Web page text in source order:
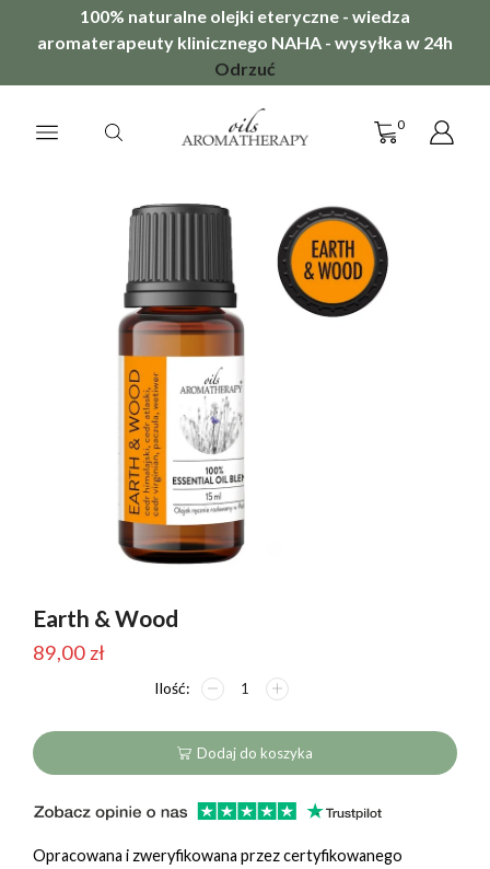
100% naturalne olejki eteryczne - wiedza
aromaterapeuty klinicznego NAHA - wysyłka w 24h
Odrzuć
0
Earth & Wood
89,00 zł
ilość
Earth
&
Wood
Dodaj do koszyka
Opracowana i zweryfikowana przez certyfikowanego